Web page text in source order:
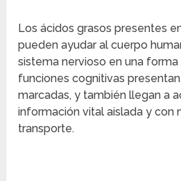
Los ácidos grasos presentes
pueden ayudar al cuerpo
sistema nervioso en una
funciones cognitivas
marcadas, y también llegan a
información vital aislada y con
transporte.